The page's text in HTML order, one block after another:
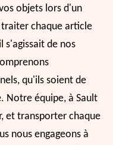
objets lors d'un
traiter chaque article
s'agissait de nos
qu'ils soient de
Notre équipe, à Sault
et transporter chaque
nous engageons à